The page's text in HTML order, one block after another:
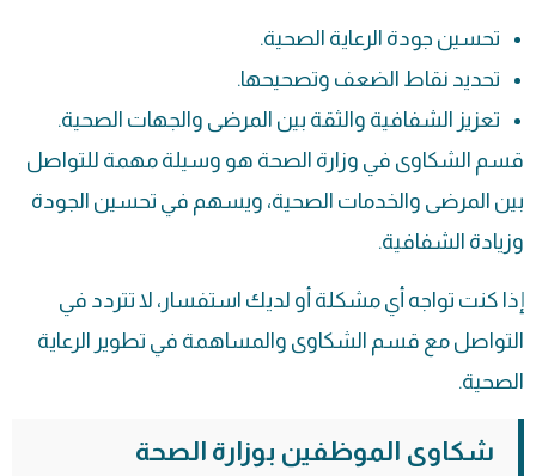
تحسين جودة الرعاية الصحية.
تحديد نقاط الضعف وتصحيحها.
تعزيز الشفافية والثقة بين المرضى والجهات الصحية.
قسم الشكاوى في وزارة الصحة هو وسيلة مهمة للتواصل
بين المرضى والخدمات الصحية، ويسهم في تحسين الجودة
وزيادة الشفافية.
إذا كنت تواجه أي مشكلة أو لديك استفسار، لا تتردد في
التواصل مع قسم الشكاوى والمساهمة في تطوير الرعاية
الصحية.
شكاوى الموظفين بوزارة الصحة